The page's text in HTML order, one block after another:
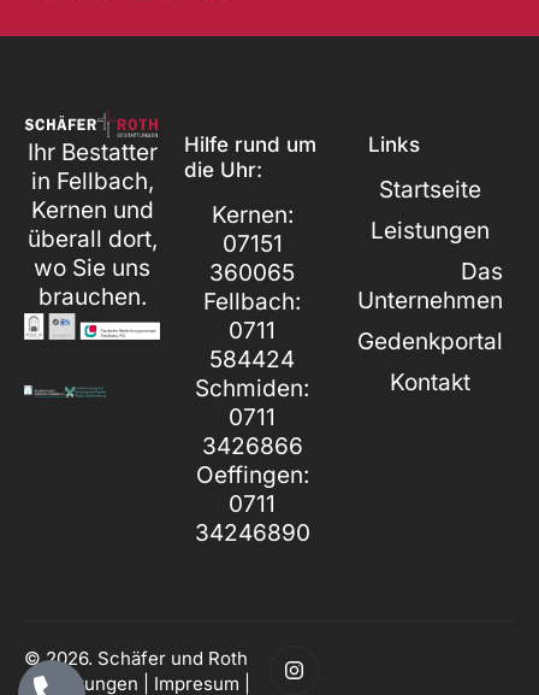
Ihr Bestatter
in Fellbach,
Kernen und
überall dort,
wo Sie uns
brauchen.
Hilfe rund um
die Uhr:
Kernen:
07151
360065
Fellbach:
0711
584424
Schmiden:
0711
3426866
Oeffingen:
0711
34246890
Links
Startseite
Leistungen
Das
Unternehmen
Gedenkportal
Kontakt
© 2026. Schäfer und Roth
Bestattungen | Impresum